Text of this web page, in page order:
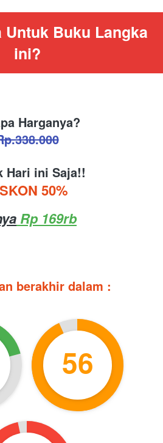
Untuk Buku Langka
ini?
Harganya?
Hari ini Saja!!
50%
Rp 169rb
berakhir dalam :
56